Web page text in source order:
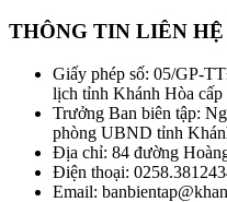
THÔNG TIN LIÊN HỆ
Giấy phép số: 05/GP-
lịch tỉnh Khánh Hòa cấp
Trưởng Ban biên tập:
phòng UBND tỉnh
Địa chỉ: 84 đường
Điện thoại:
Email: